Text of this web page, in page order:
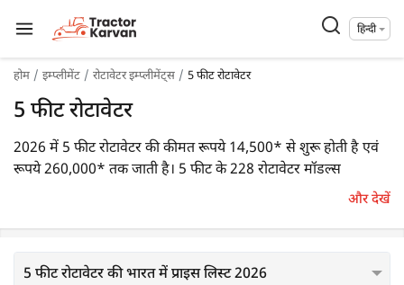
हिन्दी
होम इम्प्लीमेंट रोटावेटर इम्प्लीमेंट्स 5 फीट रोटावेटर
5 फीट रोटावेटर
2026 में 5 फीट रोटावेटर की कीमत रूपये 14,500* से शुरू होती है एवं
रूपये 260,000* तक जाती है। 5 फीट के 228 रोटावेटर मॉडल्स
ट्रैक्टरकारवां पर सूचीबद्ध हैं। वे 14 - 100 एचपी रेंज के ट्रैक्टरों के साथ
साई एग्रो रॉट-5हैं।
और देखें
5 फीट रोटावेटर की भारत में प्राइस लिस्ट 2026